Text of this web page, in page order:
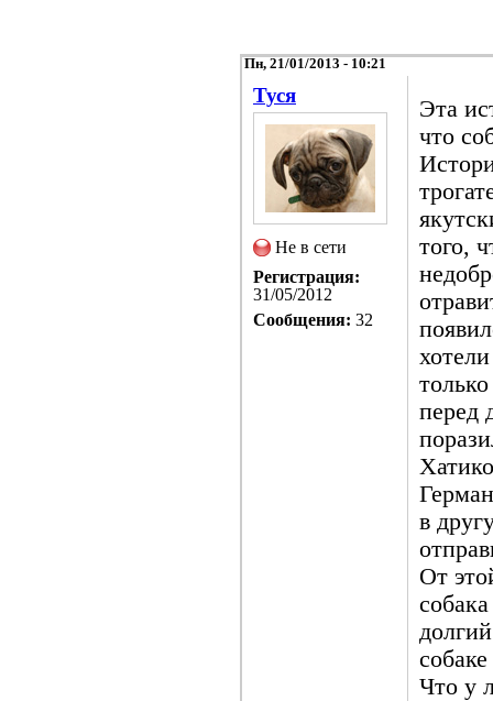
Пн, 21/01/2013 - 10:21
Туся
Не в сети
Регистрация:
31/05/2012
Сообщения: 32
Эта
что
того,
перед
в
От
Что у